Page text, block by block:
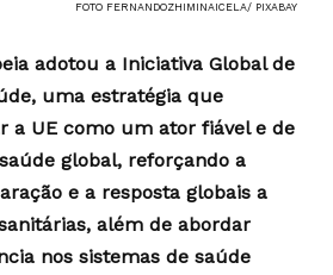
FOTO FERNANDOZHIMINAICELA/ PIXABAY
adotou a Iniciativa Global de
uma estratégia que
a UE como um ator fiável e de
global, reforçando a
e a resposta globais a
além de abordar
nos sistemas de saúde